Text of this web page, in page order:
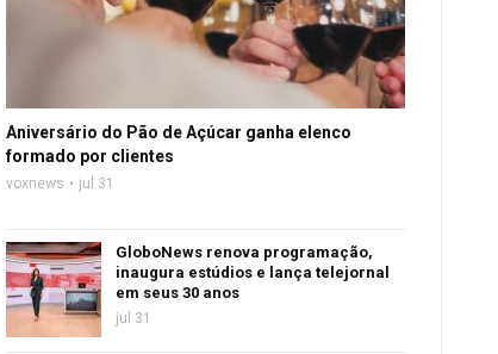
Aniversário do Pão de Açúcar ganha elenco
formado por clientes
voxnews jul 31
GloboNews renova programação,
inaugura estúdios e lança telejornal
em seus 30 anos
jul 31